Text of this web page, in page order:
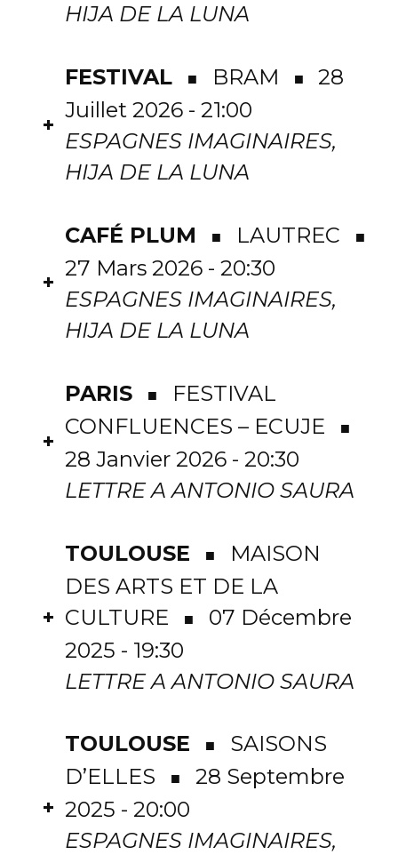
HIJA DE LA LUNA
+
FESTIVAL ■ BRAM ■
28
Juillet 2026 - 21:00
ESPAGNES IMAGINAIRES,
HIJA DE LA LUNA
+
CAFÉ PLUM ■ LAUTREC ■
27 Mars 2026 - 20:30
ESPAGNES IMAGINAIRES,
HIJA DE LA LUNA
+
PARIS ■
FESTIVAL
CONFLUENCES – ECUJE
■
28 Janvier 2026 - 20:30
LETTRE A ANTONIO SAURA
+
TOULOUSE ■
MAISON
DES ARTS ET DE LA
CULTURE
■
07 Décembre
2025 - 19:30
LETTRE A ANTONIO SAURA
+
TOULOUSE ■
SAISONS
D’ELLES
■
28 Septembre
2025 - 20:00
ESPAGNES IMAGINAIRES,